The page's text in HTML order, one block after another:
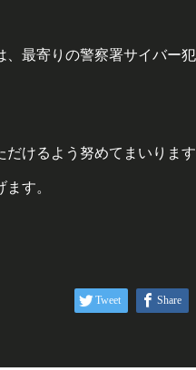
最寄りの警察署サイバー
けるよう努めてまいります
す。
Tweet Share